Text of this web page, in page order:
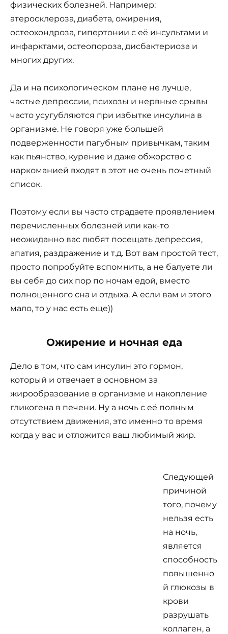
физических болезней. Например:
атеросклероза, диабета, ожирения,
остеохондроза, гипертонии с её инсультами и
инфарктами, остеопороза, дисбактериоза и
многих других.
Да и на психологическом плане не лучше,
частые депрессии, психозы и нервные срывы
часто усугубляются при избытке инсулина в
организме. Не говоря уже большей
подверженности пагубным привычкам, таким
как пьянство, курение и даже обжорство с
наркоманией входят в этот не очень почетный
список.
Поэтому если вы часто страдаете проявлением
перечисленных болезней или как-то
неожиданно вас любят посещать депрессия,
апатия, раздражение и т.д. Вот вам простой тест,
просто попробуйте вспомнить, а не балуете ли
вы себя до сих пор по ночам едой, вместо
полноценного сна и отдыха. А если вам и этого
мало, то у нас есть еще))
Ожирение и ночная еда
Дело в том, что сам инсулин это гормон,
который и отвечает в основном за
жирообразование в организме и накопление
гликогена в печени. Ну а ночь с её полным
отсутствием движения, это именно то время
когда у вас и отложится ваш любимый жир.
Следующей
причиной
того, почему
нельзя есть
на ночь,
является
способность
повышенно
й глюкозы в
крови
разрушать
коллаген, а